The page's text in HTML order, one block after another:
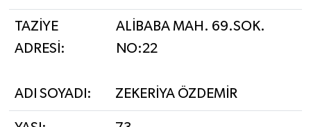
TAZİYE
ADRESİ:
ALİBABA MAH. 69.SOK.
NO:22
ADI SOYADI: ZEKERİYA ÖZDEMİR